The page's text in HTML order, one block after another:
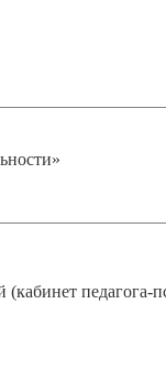
(кабинет педагога-